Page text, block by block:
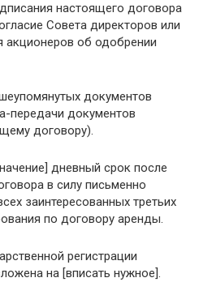
настоящего договора
Совета директоров или
об одобрении
документов
передачи документов
договору).
дневный срок после
в силу письменно
заинтересованных третьих
по договору аренды.
регистрации
на [вписать нужное].